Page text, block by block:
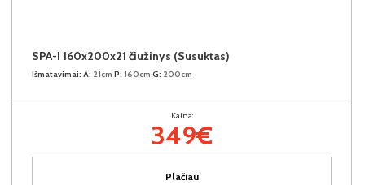
SPA-I 160x200x21 čiužinys (Susuktas)
Išmatavimai: A: 21cm P: 160cm G: 200cm
Kaina:
349€
Plačiau